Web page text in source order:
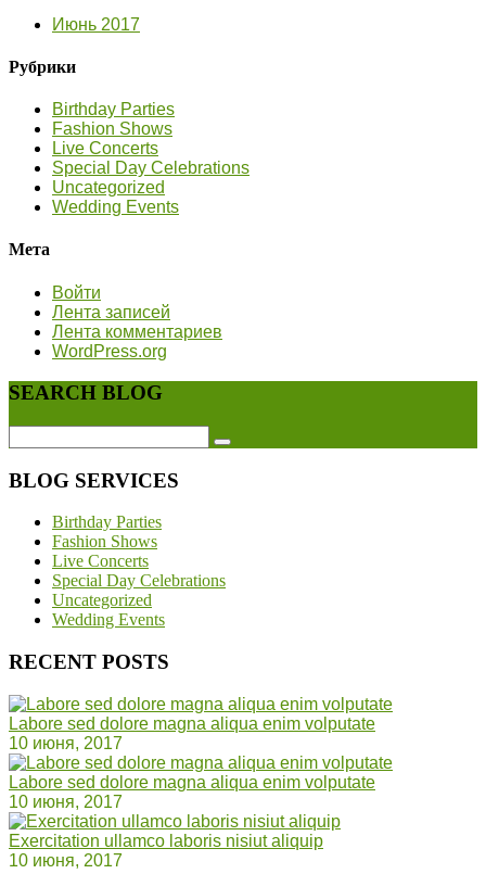
Июнь 2017
Рубрики
Birthday Parties
Fashion Shows
Live Concerts
Special Day Celebrations
Uncategorized
Wedding Events
Мета
Войти
Лента записей
Лента комментариев
WordPress.org
SEARCH BLOG
BLOG SERVICES
Birthday Parties
Fashion Shows
Live Concerts
Special Day Celebrations
Uncategorized
Wedding Events
RECENT POSTS
Labore sed dolore magna aliqua enim volputate
10 июня, 2017
Labore sed dolore magna aliqua enim volputate
10 июня, 2017
Exercitation ullamco laboris nisiut aliquip
10 июня, 2017